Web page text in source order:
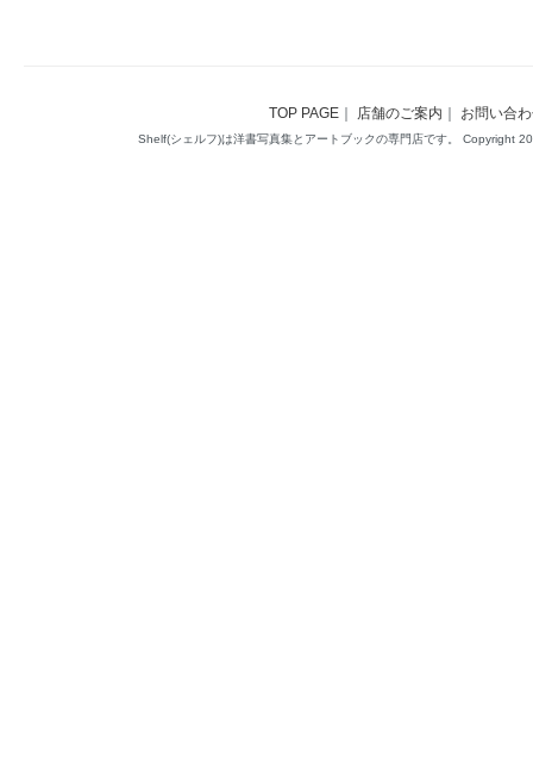
TOP PAGE ｜ 店舗のご案内 ｜ お問い合
Shelf(シェルフ)は洋書写真集とアートブックの専門店です。 Copyright